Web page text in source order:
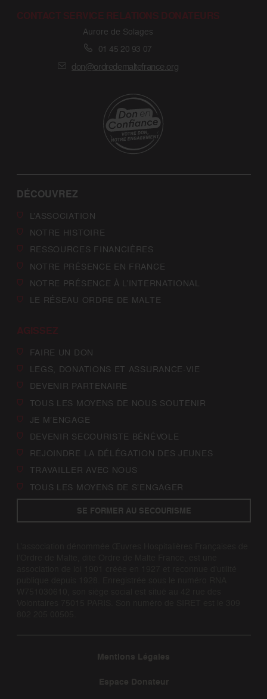
CONTACT SERVICE RELATIONS DONATEURS
Aurore de Solages
01 45 20 93 07
don@ordredemaltefrance.org
DÉCOUVREZ
L’ASSOCIATION
NOTRE HISTOIRE
RESSOURCES FINANCIÈRES
NOTRE PRÉSENCE EN FRANCE
NOTRE PRÉSENCE À L’INTERNATIONAL
LE RÉSEAU ORDRE DE MALTE
AGISSEZ
FAIRE UN DON
LEGS, DONATIONS ET ASSURANCE-VIE
DEVENIR PARTENAIRE
TOUS LES MOYENS DE NOUS SOUTENIR
JE M’ENGAGE
DEVENIR SECOURISTE BÉNÉVOLE
REJOINDRE LA DÉLÉGATION DES JEUNES
TRAVAILLER AVEC NOUS
TOUS LES MOYENS DE S’ENGAGER
SE FORMER AU SECOURISME
Mentions Légales
Espace Donateur